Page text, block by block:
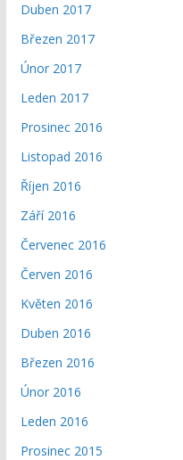
Duben 2017
Březen 2017
Únor 2017
Leden 2017
Prosinec 2016
Listopad 2016
Říjen 2016
Září 2016
Červenec 2016
Červen 2016
Květen 2016
Duben 2016
Březen 2016
Únor 2016
Leden 2016
Prosinec 2015